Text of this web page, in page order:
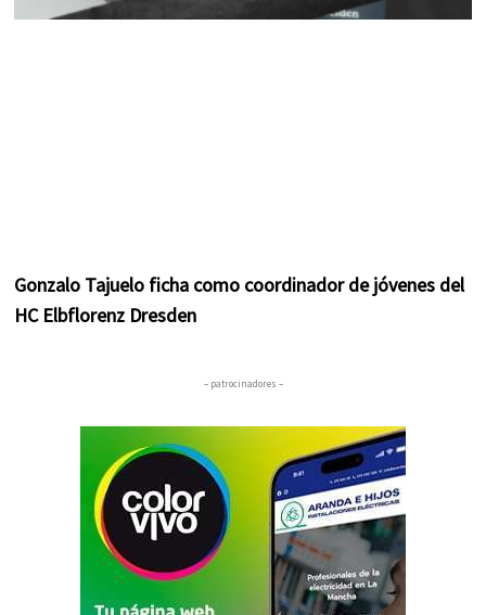
Gonzalo Tajuelo ficha como coordinador de jóvenes del
HC Elbflorenz Dresden
– patrocinadores –